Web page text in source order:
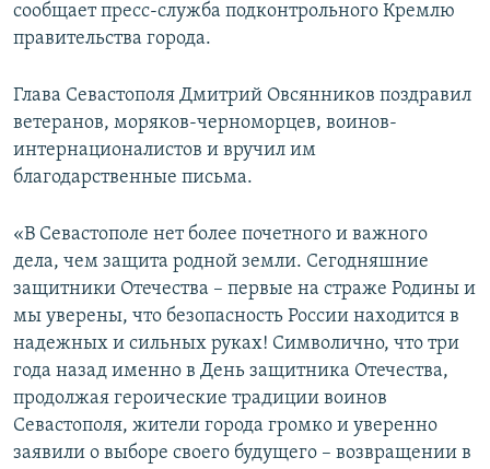
сообщает пресс-служба подконтрольного Кремлю
правительства города.
Глава Севастополя Дмитрий Овсянников поздравил
ветеранов, моряков-черноморцев, воинов-
интернационалистов и вручил им
благодарственные письма.
«В Севастополе нет более почетного и важного
дела, чем защита родной земли. Сегодняшние
защитники Отечества – первые на страже Родины и
мы уверены, что безопасность России находится в
надежных и сильных руках! Символично, что три
года назад именно в День защитника Отечества,
продолжая героические традиции воинов
Севастополя, жители города громко и уверенно
заявили о выборе своего будущего – возвращении в